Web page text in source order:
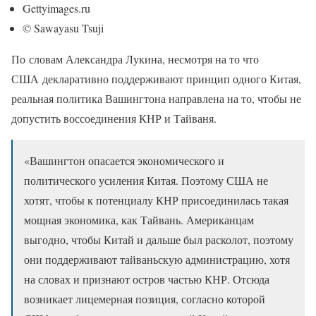
Gettyimages.ru
© Sawayasu Tsuji
По словам Александра Лукина, несмотря на то что
США декларативно поддерживают принцип одного Китая,
реальная политика Вашингтона направлена на то, чтобы не
допустить воссоединения КНР и Тайваня.
«Вашингтон опасается экономического и
политического усиления Китая. Поэтому США не
хотят, чтобы к потенциалу КНР присоединилась такая
мощная экономика, как Тайвань. Американцам
выгодно, чтобы Китай и дальше был расколот, поэтому
они поддерживают тайваньскую администрацию, хотя
на словах и признают остров частью КНР. Отсюда
возникает лицемерная позиция, согласно которой